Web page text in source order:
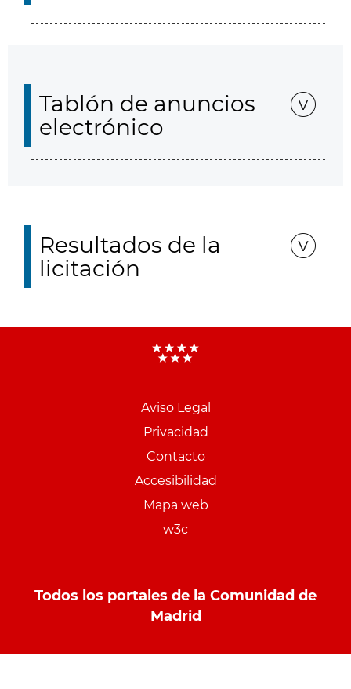
Tablón de anuncios
electrónico
Resultados de la
licitación
Aviso Legal
Privacidad
Contacto
Accesibilidad
Mapa web
w3c
Todos los portales de la Comunidad de
Madrid